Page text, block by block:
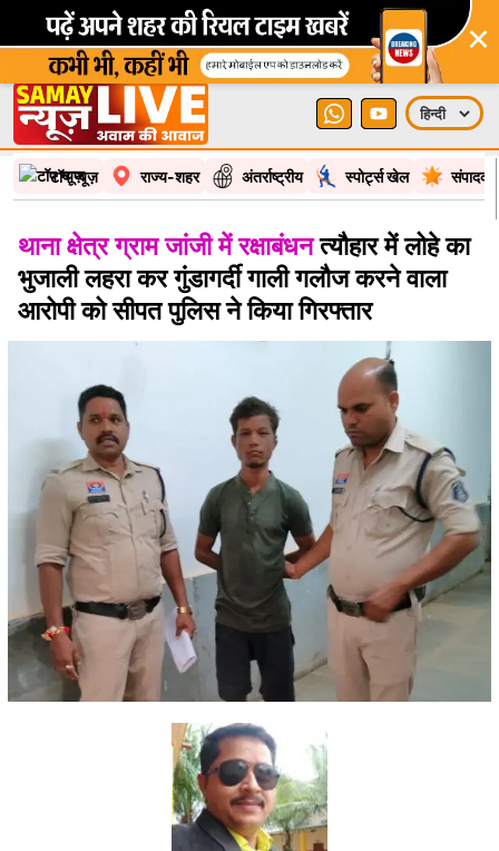
×
टॉप न्यूज़ राज्य-शहर अंतर्राष्ट्रीय स्पोर्ट्स खेल
थाना क्षेत्र ग्राम जांजी में रक्षाबंधनत्यौहार में लोहे का
भुजाली लहरा कर गुंडागर्दी गाली गलौज करने वाला
आरोपी को सीपत पुलिस ने किया गिरफ्तार